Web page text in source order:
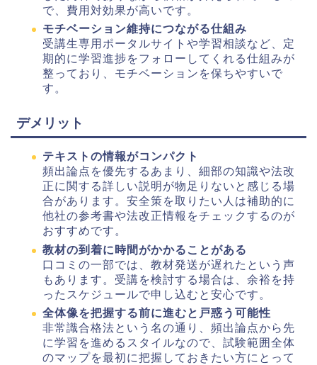
で、費用対効果が高いです。
モチベーション維持につながる仕組み
受講生専用ポータルサイトや学習相談など、定
期的に学習進捗をフォローしてくれる仕組みが
整っており、モチベーションを保ちやすいで
す。
デメリット
テキストの情報がコンパクト
頻出論点を優先するあまり、細部の知識や法改
正に関する詳しい説明が物足りないと感じる場
合があります。安全策を取りたい人は補助的に
他社の参考書や法改正情報をチェックするのが
おすすめです。
教材の到着に時間がかかることがある
口コミの一部では、教材発送が遅れたという声
もあります。受講を検討する場合は、余裕を持
ったスケジュールで申し込むと安心です。
全体像を把握する前に進むと戸惑う可能性
非常識合格法という名の通り、頻出論点から先
に学習を進めるスタイルなので、試験範囲全体
のマップを最初に把握しておきたい方にとって